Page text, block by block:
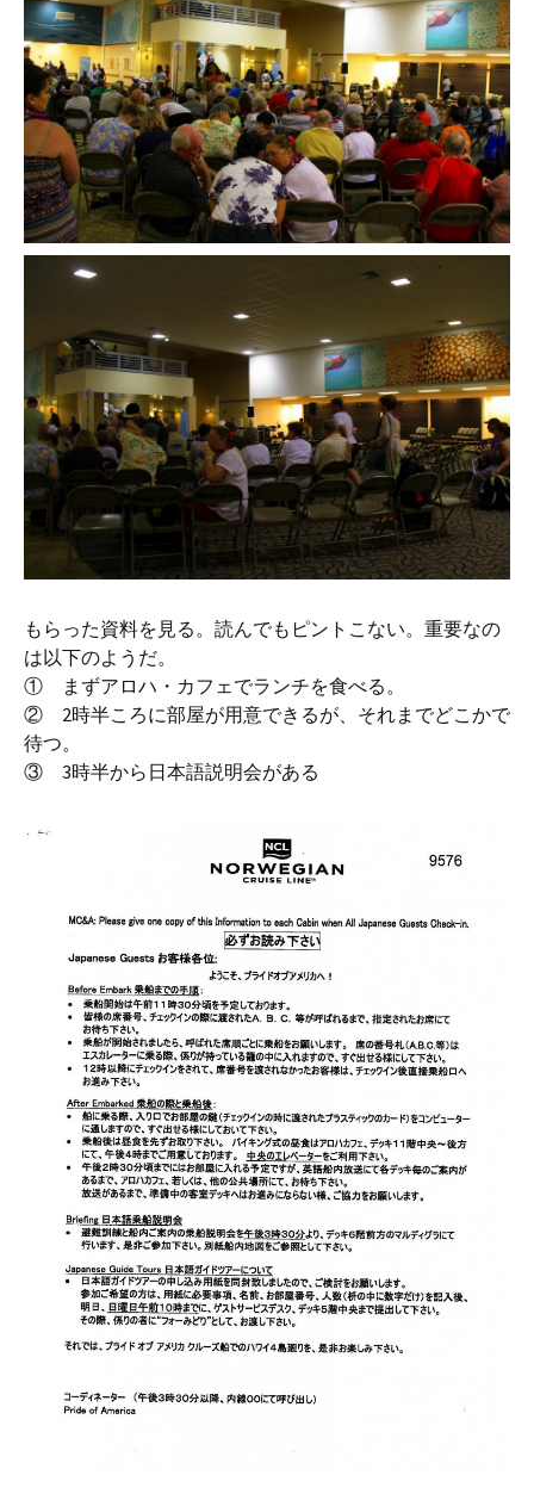
もらった資料を見る。読んでもピントこない。重要なの
は以下のようだ。
① まずアロハ・カフェでランチを食べる。
② 2時半ころに部屋が用意できるが、それまでどこかで
待つ。
③ 3時半から日本語説明会がある